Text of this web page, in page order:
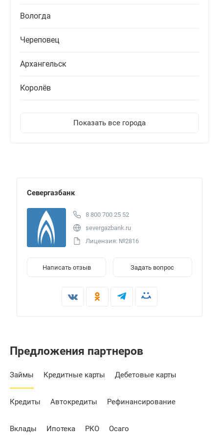
Вологда
Череповец
Архангельск
Королёв
Показать все города
Севергазбанк
8 800 700 25 52
severgazbank.ru
Лицензия: №2816
Написать отзыв Задать вопрос
Предложения партнеров
Займы Кредитные карты Дебетовые карты
Кредиты Автокредиты Рефинансирование
Вклады Ипотека РКО Осаго